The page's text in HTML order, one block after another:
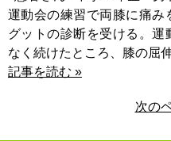
運動会の練習で両膝に痛み
グットの診断を受ける。運
なく続けたところ、膝の屈
記事を読む »
次の